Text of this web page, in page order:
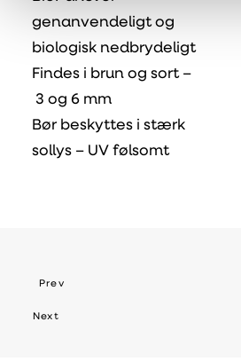
genanvendeligt og
biologisk nedbrydeligt
Findes i brun og sort –
3 og 6 mm
Bør beskyttes i stærk
sollys – UV følsomt
Prev
Next